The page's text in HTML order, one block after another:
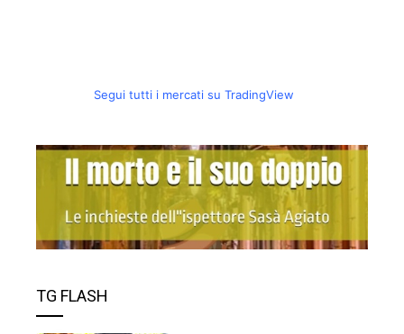
Segui tutti i mercati su TradingView
TG FLASH